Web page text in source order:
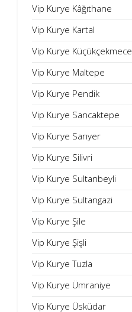
Vip Kurye Kâğıthane
Vip Kurye Kartal
Vip Kurye Küçükçekmece
Vip Kurye Maltepe
Vip Kurye Pendik
Vip Kurye Sancaktepe
Vip Kurye Sarıyer
Vip Kurye Silivri
Vip Kurye Sultanbeyli
Vip Kurye Sultangazi
Vip Kurye Şile
Vip Kurye Şişli
Vip Kurye Tuzla
Vip Kurye Ümraniye
Vip Kurye Üsküdar